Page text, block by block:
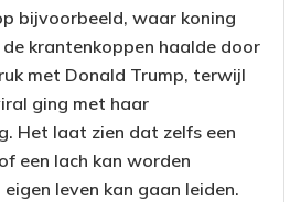
bijvoorbeeld, waar koning
krantenkoppen haalde door
met Donald Trump, terwijl
ging met haar
Het laat zien dat zelfs een
een lach kan worden
leven kan gaan leiden.